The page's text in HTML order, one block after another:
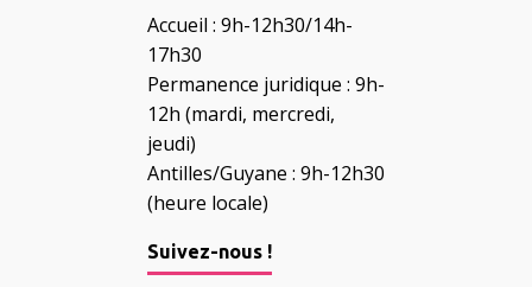
Accueil : 9h-12h30/14h-
17h30
Permanence juridique : 9h-
12h (mardi, mercredi,
jeudi)
Antilles/Guyane : 9h-12h30
(heure locale)
Suivez-nous !